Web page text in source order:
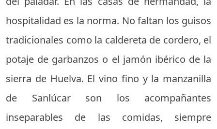
hospitalidad es la norma. No faltan los guisos
tradicionales como la caldereta de cordero, el
potaje de garbanzos o el jamón ibérico de la
sierra de Huelva. El vino fino y la manzanilla
de Sanlúcar son los acompañantes
inseparables de las comidas, siempre